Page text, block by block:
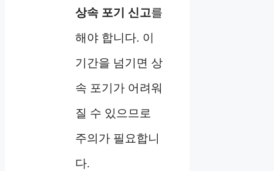
상속 포기 신고를
해야 합니다. 이
기간을 넘기면 상
속 포기가 어려워
질 수 있으므로
주의가 필요합니
다.